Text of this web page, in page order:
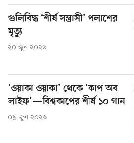
গুলিবিদ্ধ ‘শীর্ষ সন্ত্রাসী’ পলাশের
মৃত্যু
২০ জুন ২০২৬
‘ওয়াকা ওয়াকা’ থেকে ‘কাপ অব
লাইফ’—বিশ্বকাপের শীর্ষ ১০ গান
০৯ জুন ২০২৬